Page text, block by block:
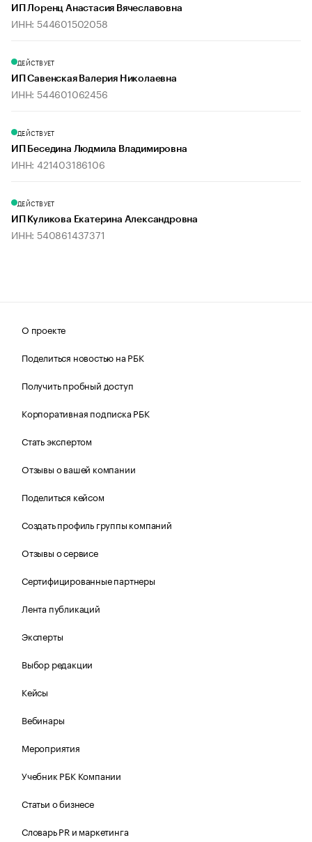
ИП Лоренц Анастасия Вячеславовна
ИНН: 544601502058
ДЕЙСТВУЕТ
ИП Савенская Валерия Николаевна
ИНН: 544601062456
ДЕЙСТВУЕТ
ИП Беседина Людмила Владимировна
ИНН: 421403186106
ДЕЙСТВУЕТ
ИП Куликова Екатерина Александровна
ИНН: 540861437371
О проекте
Поделиться новостью на РБК
Получить пробный доступ
Корпоративная подписка РБК
Стать экспертом
Отзывы о вашей компании
Поделиться кейсом
Создать профиль группы компаний
Отзывы о сервисе
Сертифицированные партнеры
Лента публикаций
Эксперты
Выбор редакции
Кейсы
Вебинары
Мероприятия
Учебник РБК Компании
Статьи о бизнесе
Словарь PR и маркетинга